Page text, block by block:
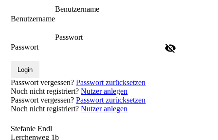
Benutzername
Benutzername
Passwort
Passwort
Login
Passwort vergessen?Passwort zurücksetzen
Noch nicht registriert?Nutzer anlegen
Passwort vergessen?Passwort zurücksetzen
Noch nicht registriert?Nutzer anlegen
Stefanie Endl
Lerchenweg 1b